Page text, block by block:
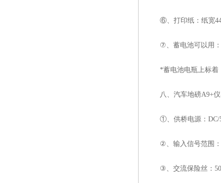
⑥、打印纸：纸宽
⑦、蓄电池可以用：
*蓄电池电瓶上标着：
八、汽车地磅A9+仪
①、供桥电源：DC/
②、输入信号范围：-
③、交流保险丝：